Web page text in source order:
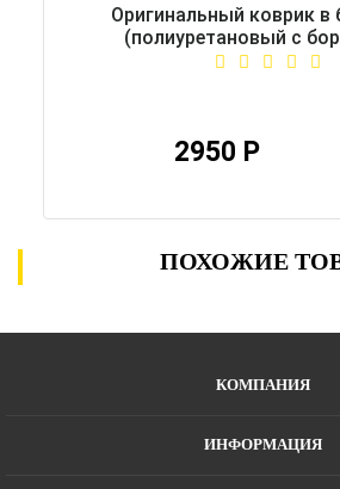
Оригинальный коврик в
(полиуретановый с
2950 Р
ПОХОЖИЕ
КОМПАНИЯ
ИНФОРМАЦИЯ